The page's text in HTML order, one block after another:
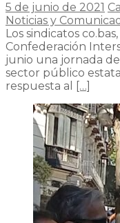
5 de junio de 2021
Noticias y
Los sindicatos
Confederación
junio una jornada
sector público
respuesta al
[…]